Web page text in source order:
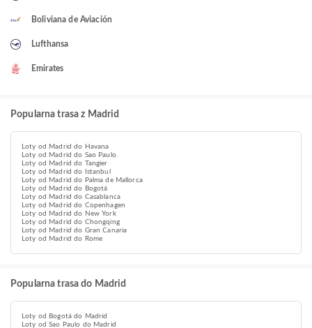
Boliviana de Aviación
Lufthansa
Emirates
Popularna trasa z Madrid
Loty od Madrid do Havana
Loty od Madrid do Sao Paulo
Loty od Madrid do Tangier
Loty od Madrid do Istanbul
Loty od Madrid do Palma de Mallorca
Loty od Madrid do Bogotá
Loty od Madrid do Casablanca
Loty od Madrid do Copenhagen
Loty od Madrid do New York
Loty od Madrid do Chongqing
Loty od Madrid do Gran Canaria
Loty od Madrid do Rome
Popularna trasa do Madrid
Loty od Bogotá do Madrid
Loty od Sao Paulo do Madrid